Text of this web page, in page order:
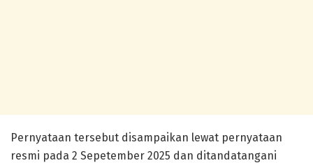
Pernyataan tersebut disampaikan lewat pernyataan
resmi pada 2 Sepetember 2025 dan ditandatangani